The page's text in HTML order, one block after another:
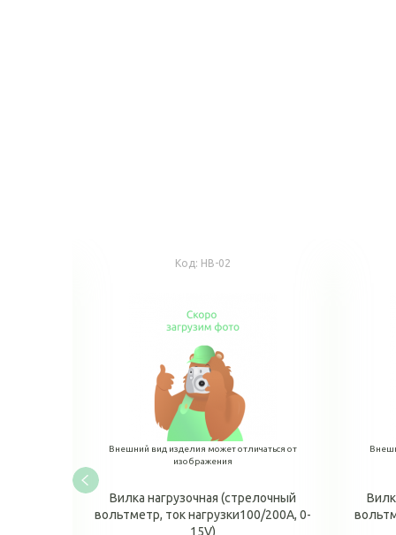
Код: НВ-02
Внешний вид изделия может отличаться от
изображения
Вилка нагрузочная (стрелочный
вольтметр, ток нагрузки100/200А, 0-
15V)